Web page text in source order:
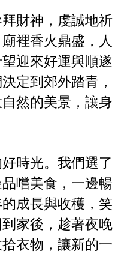
財神，虔誠地祈
裡香火鼎盛，人
迎來好運與順遂
定到郊外踏青，
然的美景，讓身
時光。我們選了
嚐美食，一邊暢
成長與收穫，笑
家後，趁著夜晚
衣物，讓新的一